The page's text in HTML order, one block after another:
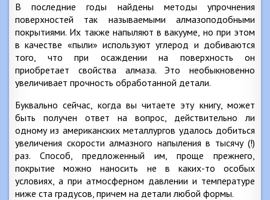
В последние годы найдены методы упрочнения
поверхностей так называемыми алмазоподобными
покрытиями. Их также напыляют в вакууме, но при этом
в качестве «пыли» используют углерод и добиваются
того, что при осаждении на поверхность он
приобретает свойства алмаза. Это необыкновенно
увеличивает прочность обработанной детали.
Буквально сейчас, когда вы читаете эту книгу, может
быть получен ответ на вопрос, действительно ли
одному из американских металлургов удалось добиться
увеличения скорости алмазного напыления в тысячу (!)
раз. Способ, предложенный им, проще прежнего,
покрытие можно наносить не в каких-то особых
условиях, а при атмосферном давлении и температуре
ниже ста градусов, причем на детали любой формы.